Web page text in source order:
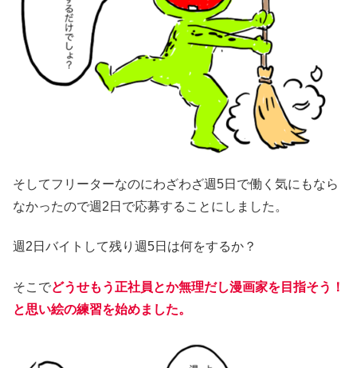
そしてフリーターなのにわざわざ週5日で働く気にもなら
なかったので週2日で応募することにしました。
週2日バイトして残り週5日は何をするか？
そこでどうせもう正社員とか無理だし漫画家を目指そう！
と思い絵の練習を始めました。